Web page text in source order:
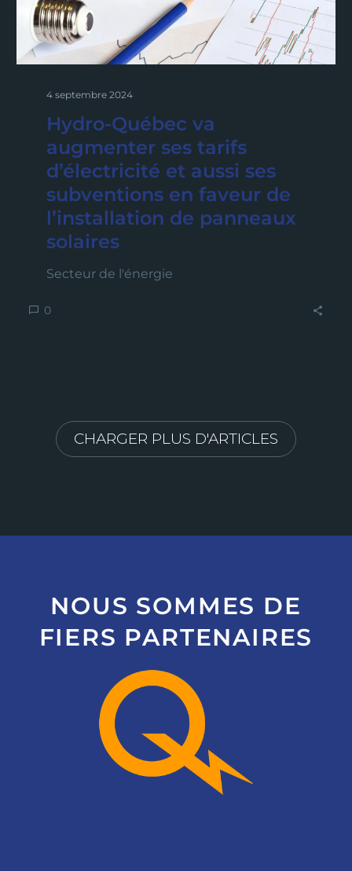
4 septembre 2024
Hydro-Québec va
augmenter ses tarifs
d’électricité et aussi ses
subventions en faveur de
l’installation de panneaux
solaires
Secteur de l'énergie
0
CHARGER PLUS D'ARTICLES
NOUS SOMMES DE
FIERS PARTENAIRES